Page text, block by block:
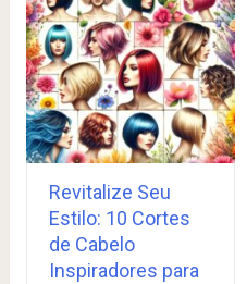
Revitalize Seu
Estilo: 10 Cortes
de Cabelo
Inspiradores para